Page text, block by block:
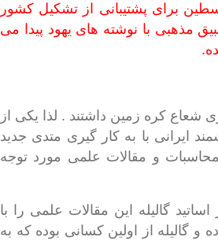
برای پشتیبانی از تشکیل کشور
مذهبی با نوشته های یهود پیدا می
شعاع کره زمین داشتند . لذا یکی از
ایرانی با به کار گیری متدی جدید
گیری کند و این محاسبات و مقالات علمی مورد توجه
گالیله این مقالات علمی را با
گالیله از اولین کسانی بوده که به